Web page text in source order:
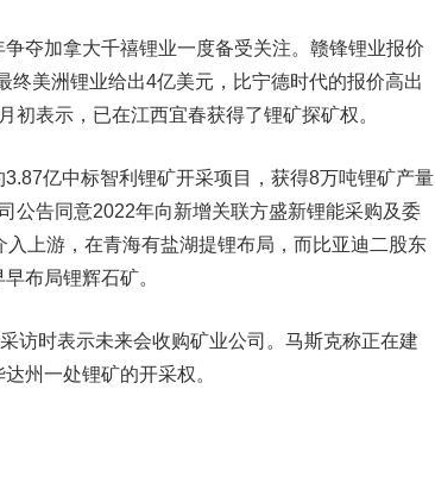
加拿大千禧锂业一度备受关注。赣锋锂业报价
美洲锂业给出4亿美元，比宁德时代的报价高出
表示，已在江西宜春获得了锂矿探矿权。
亿中标智利锂矿开采项目，获得8万吨锂矿产量
公告同意2022年向新增关联方盛新锂能采购及委
上游，在青海有盐湖提锂布局，而比亚迪二股东
布局锂辉石矿。
时表示未来会收购矿业公司。马斯克称正在建
州一处锂矿的开采权。